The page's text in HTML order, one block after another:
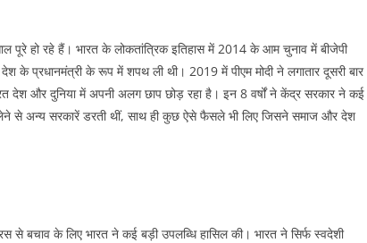
पूरे हो रहे हैं। भारत के लोकतांत्रिक इतिहास में 2014 के आम चुनाव में बीजेपी
के प्रधानमंत्री के रूप में शपथ ली थी। 2019 में पीएम मोदी ने लगातार दूसरी बार
देश और दुनिया में अपनी अलग छाप छोड़ रहा है। इन 8 वर्षों ने केंद्र सरकार ने कई
अन्य सरकारें डरती थीं, साथ ही कुछ ऐसे फैसले भी लिए जिसने समाज और देश
से बचाव के लिए भारत ने कई बड़ी उपलब्धि हासिल की। भारत ने सिर्फ स्वदेशी